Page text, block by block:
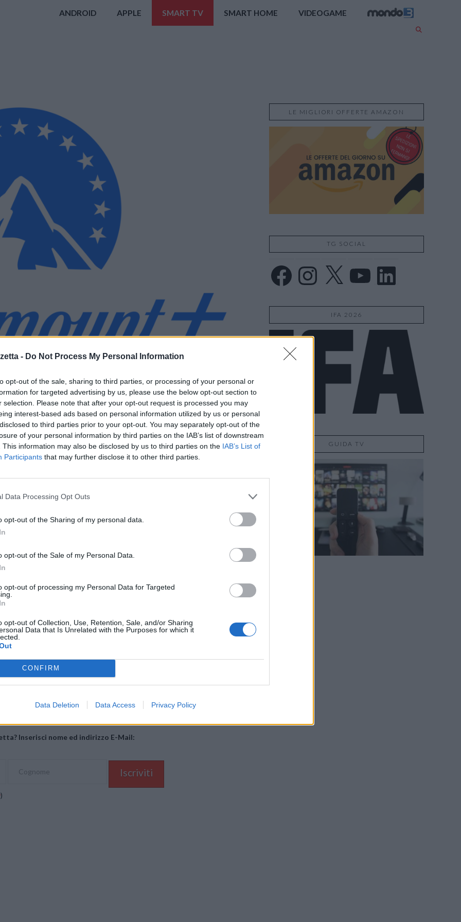
- Do Not Process My Personal Information
opt-out of the sale, sharing to third parties, or processing of your personal or
for targeted advertising by us, please use the below opt-out section to
selection. Please note that after your opt-out request is processed you may
interest-based ads based on personal information utilized by us or personal
to third parties prior to your opt-out. You may separately opt-out of the
of your personal information by third parties on the IAB’s list of downstream
This information may also be disclosed by us to third parties on the IAB’s List of
Participants that may further disclose it to other third parties.
Data Processing Opt Outs
opt-out of the Sharing of my personal data.
opt-out of the Sale of my Personal Data.
opt-out of processing my Personal Data for Targeted
opt-out of Collection, Use, Retention, Sale, and/or Sharing
Data that Is Unrelated with the Purposes for which it
CONFIRM
Data Deletion Data Access Privacy Policy
ANDROID APPLE SMART TV SMART HOME VIDEOGAME
Friday
Friday e del Cyber Monday, Paramount+ Italia ha creato un’offerta
a metà prezzo, per soli
Paramount+ Italia.
blockbuster, originals e serie esclusive, show di successo e i
successi internazionali come
Beach, Vita da Carlo Seconda Stagione e Drag Race Italia
, e i popolari
Investigation e NCIS; il meglio dell’animazione, come
(7,99€/mese) fino alla cancellazione. Solo per i nuovi abbonati e
Mastodon Telegram WhatsApp Stampa
Inserisci nome ed indirizzo E-Mail:
)
LE MIGLIORI OFFERTE AMAZON
TG SOCIAL
Facebook Instagram YouTube LinkedIn
IFA 2026
GUIDA TV